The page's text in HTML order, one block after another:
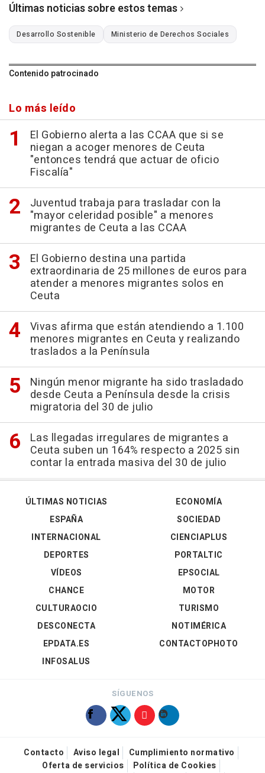
Últimas noticias sobre estos temas
Desarrollo Sostenible Ministerio de Derechos Sociales
Contenido patrocinado
Lo más leído
El Gobierno alerta a las CCAA que si se
niegan a acoger menores de Ceuta
"entonces tendrá que actuar de oficio
Fiscalía"
Juventud trabaja para trasladar con la
"mayor celeridad posible" a menores
migrantes de Ceuta a las CCAA
El Gobierno destina una partida
extraordinaria de 25 millones de euros para
atender a menores migrantes solos en
Ceuta
Vivas afirma que están atendiendo a 1.100
menores migrantes en Ceuta y realizando
traslados a la Península
Ningún menor migrante ha sido trasladado
desde Ceuta a Península desde la crisis
migratoria del 30 de julio
Las llegadas irregulares de migrantes a
Ceuta suben un 164% respecto a 2025 sin
contar la entrada masiva del 30 de julio
ÚLTIMAS NOTICIAS
ESPAÑA
INTERNACIONAL
DEPORTES
VÍDEOS
ECONOMÍA
SOCIEDAD
CIENCIAPLUS
PORTALTIC
EPSOCIAL
CHANCE
CULTURAOCIO
DESCONECTA
EPDATA.ES
INFOSALUS
MOTOR
TURISMO
NOTIMÉRICA
CONTACTOPHOTO
SÍGUENOS
Contacto Aviso legal
Cumplimiento normativo
Oferta de servicios
Política de Cookies